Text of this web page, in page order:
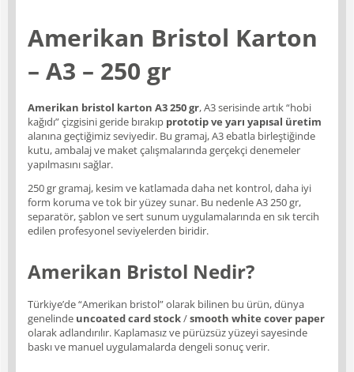
Amerikan Bristol Karton
– A3 – 250 gr
Amerikan bristol karton A3 250 gr, A3 serisinde artık “hobi
kağıdı” çizgisini geride bırakıp prototip ve yarı yapısal üretim
alanına geçtiğimiz seviyedir. Bu gramaj, A3 ebatla birleştiğinde
kutu, ambalaj ve maket çalışmalarında gerçekçi denemeler
yapılmasını sağlar.
250 gr gramaj, kesim ve katlamada daha net kontrol, daha iyi
form koruma ve tok bir yüzey sunar. Bu nedenle A3 250 gr,
separatör, şablon ve sert sunum uygulamalarında en sık tercih
edilen profesyonel seviyelerden biridir.
Amerikan Bristol Nedir?
Türkiye’de “Amerikan bristol” olarak bilinen bu ürün, dünya
genelinde uncoated card stock/smooth white cover paper
olarak adlandırılır. Kaplamasız ve pürüzsüz yüzeyi sayesinde
baskı ve manuel uygulamalarda dengeli sonuç verir.